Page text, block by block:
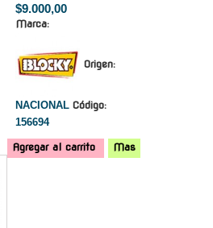
$9.000,00
Marca:
Origen:
NACIONAL Código:
156694
Agregar al carrito
Mas